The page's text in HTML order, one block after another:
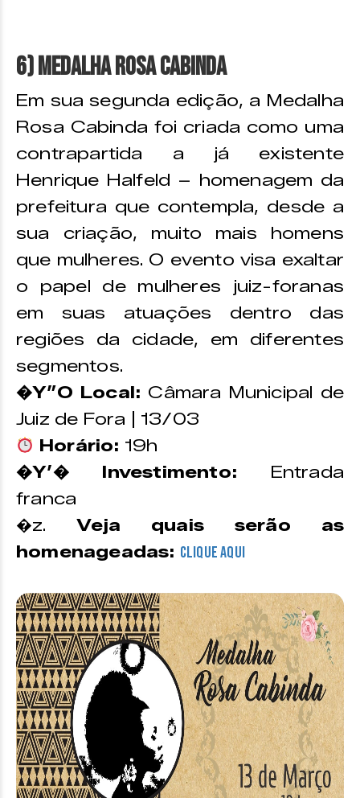
6) Medalha Rosa Cabinda
Em sua segunda edição, a Medalha
Rosa Cabinda foi criada como uma
contrapartida a já existente
Henrique Halfeld – homenagem da
prefeitura que contempla, desde a
sua criação, muito mais homens
que mulheres. O evento visa exaltar
o papel de mulheres juiz-foranas
em suas atuações dentro das
regiões da cidade, em diferentes
segmentos.
�Y”O Local: Câmara Municipal de
Juiz de Fora | 13/03
Horário: 19h
�Y’� Investimento: Entrada
franca
�z.Veja quais serão as
homenageadas: CLIQUE AQUI